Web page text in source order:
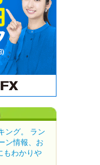
ング。 ラン
ン情報、お
もわかりや